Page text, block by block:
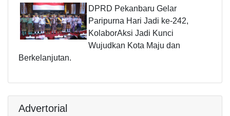
DPRD Pekanbaru Gelar
Paripurna Hari Jadi ke-242,
KolaborAksi Jadi Kunci
Wujudkan Kota Maju dan
Berkelanjutan.
Advertorial